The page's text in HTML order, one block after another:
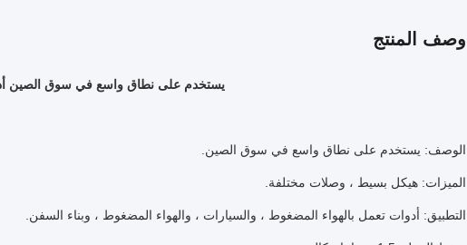
وصف المنتج
يستخدم على نطاق واسع في سوق الصين
الوصف: يستخدم على نطاق واسع في سوق الصين.
الميزات: هيكل بسيط ، وصلات مختلفة.
التطبيق: أدوات تعمل بالهواء المضغوط ، والسيارات ، والهواء المضغوط ، وبناء السفن.